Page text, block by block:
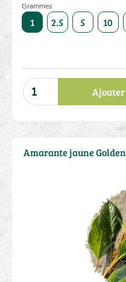
Grammes
1 2.5 5 10
Ajouter
Amarante jaune Golden